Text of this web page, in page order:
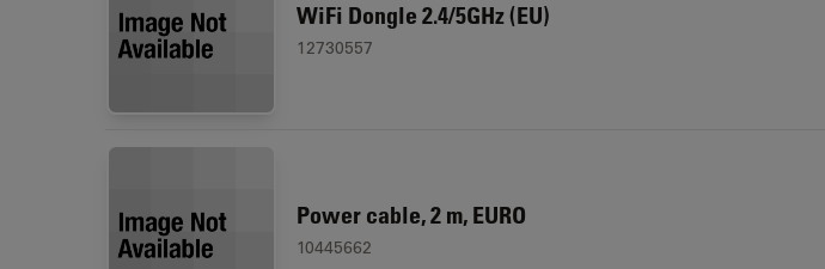
WiFi Dongle 2.4/5GHz (EU)
12730557
Power cable, 2 m, EURO
10445662